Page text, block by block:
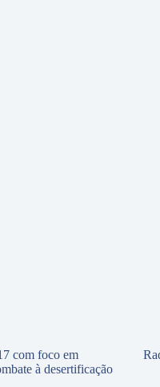
com foco em
à desertificação